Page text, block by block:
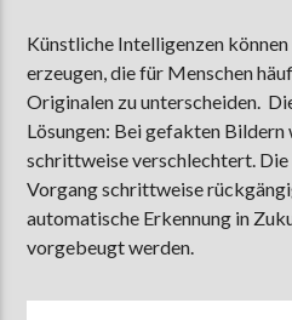
ELI & FUR
AKTUELLE SENDUNG
MOEBIUS
00:00 09:00
Künstliche Intelligenzen
erzeugen, die für Menschen
Originalen zu unterscheiden.
Lösungen: Bei gefakten
schrittweise verschlechtert.
Vorgang schrittweise
automatische Erkennung in
vorgebeugt werden.